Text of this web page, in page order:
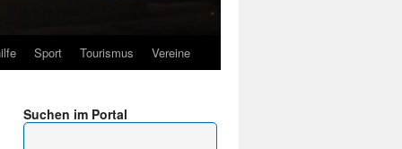
Sport Tourismus Vereine
Suchen im Portal